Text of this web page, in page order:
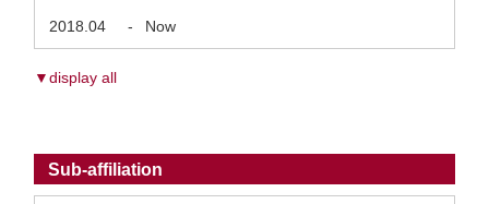
2018.04 - Now
▼display all
Sub-affiliation